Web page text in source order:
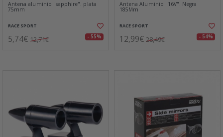
Antena aluminio "sapphire". plata
75mm
RACE SPORT
5,74€ 12,71€ - 55%
Antena Aluminio "16V". Negra
185Mm
RACE SPORT
12,99€ 28,49€ - 54%